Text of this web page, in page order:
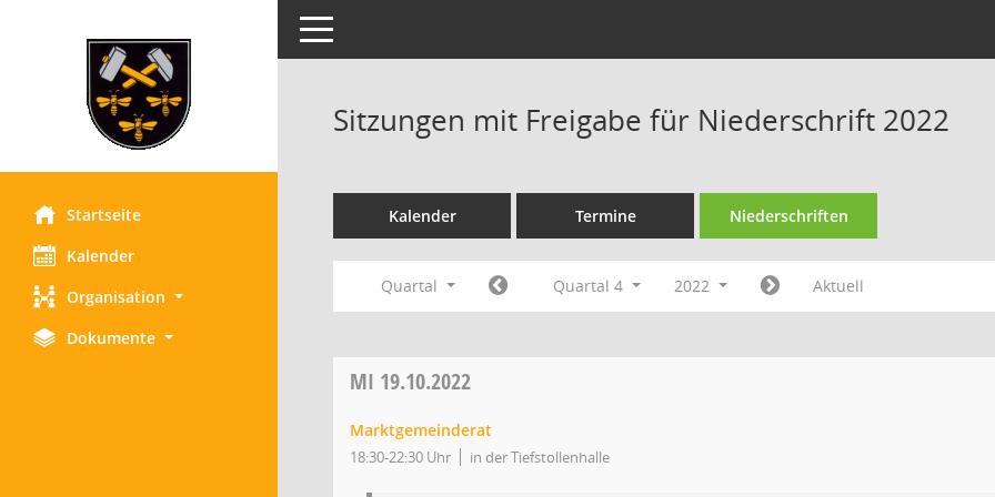
Startseite
Kalender
Organisation
Dokumente
Toggle navigation
Sitzungen mit Freigabe für Niederschrift 2022
Kalender Termine Niederschriften
Quartal Quartal 4 2022 Aktuell
MI 19.10.2022
Marktgemeinderat
18:30-22:30 Uhr in der Tiefstollenhalle